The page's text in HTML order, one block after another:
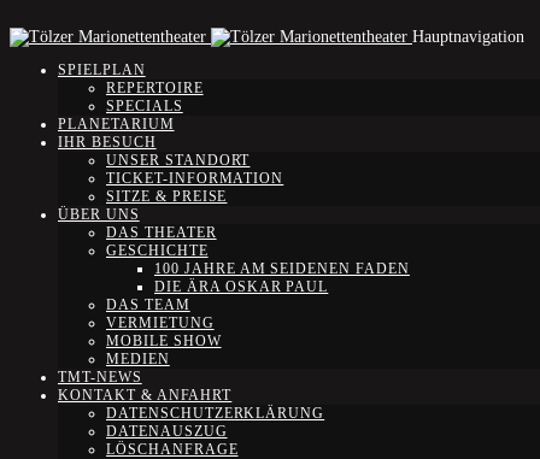
Hauptnavigation
SPIELPLAN
REPERTOIRE
SPECIALS
PLANETARIUM
IHR BESUCH
UNSER STANDORT
TICKET-INFORMATION
SITZE & PREISE
ÜBER UNS
DAS THEATER
GESCHICHTE
100 JAHRE AM SEIDENEN FADEN
DIE ÄRA OSKAR PAUL
DAS TEAM
VERMIETUNG
MOBILE SHOW
MEDIEN
TMT-NEWS
KONTAKT & ANFAHRT
DATENSCHUTZERKLÄRUNG
DATENAUSZUG
LÖSCHANFRAGE